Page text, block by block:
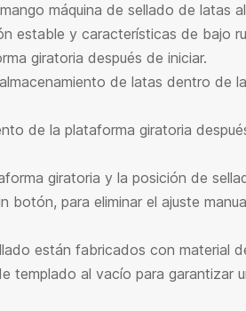
máquina de sellado de latas
estable y características de bajo
giratoria después de iniciar.
de latas dentro de
de la plataforma giratoria
giratoria y la posición de
botón, para eliminar el ajuste
están fabricados con material
templado al vacío para garantizar